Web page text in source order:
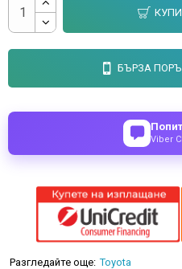
КУПИ
БЪРЗА
Viber
Разгледайте още: Toyota